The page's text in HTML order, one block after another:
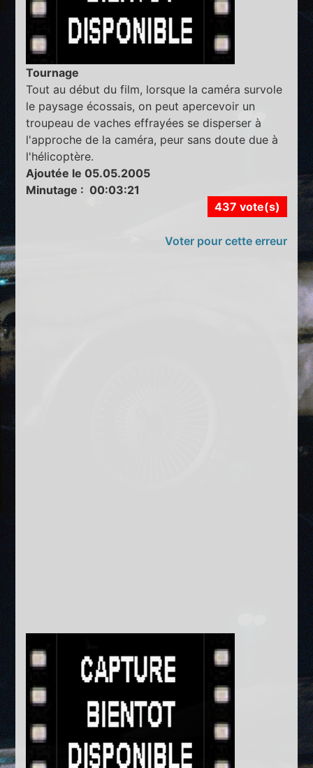
Tournage
Tout au début du film, lorsque la caméra survole
le paysage écossais, on peut apercevoir un
troupeau de vaches effrayées se disperser à
l'approche de la caméra, peur sans doute due à
l'hélicoptère.
Ajoutée le 05.05.2005
Minutage : 00:03:21
437 vote(s)
Voter pour cette erreur